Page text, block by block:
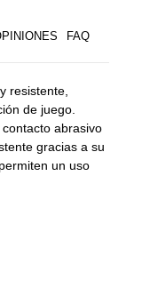
FAQ
resistente,
de juego.
abrasivo
gracias a su
un uso